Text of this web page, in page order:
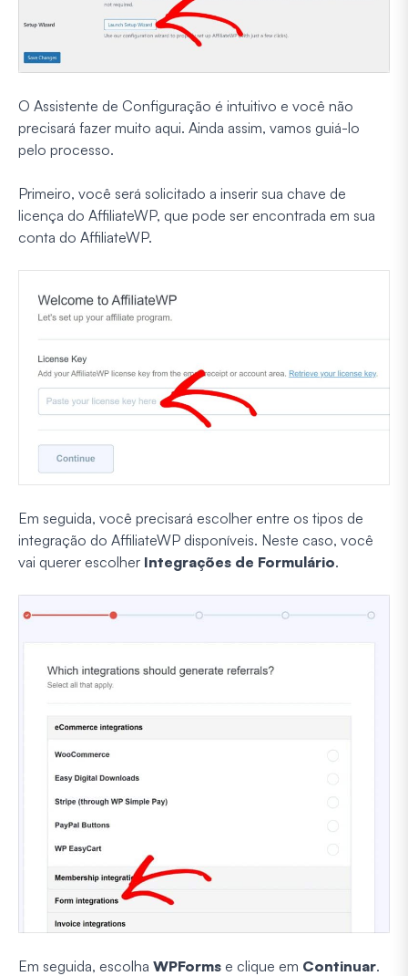
O Assistente de Configuração é intuitivo e você não
precisará fazer muito aqui. Ainda assim, vamos guiá-lo
pelo processo.
Primeiro, você será solicitado a inserir sua chave de
licença do AffiliateWP, que pode ser encontrada em sua
conta do AffiliateWP.
Em seguida, você precisará escolher entre os tipos de
integração do AffiliateWP disponíveis. Neste caso, você
vai querer escolher Integrações de Formulário.
Em seguida, escolha WPForms e clique em Continuar.